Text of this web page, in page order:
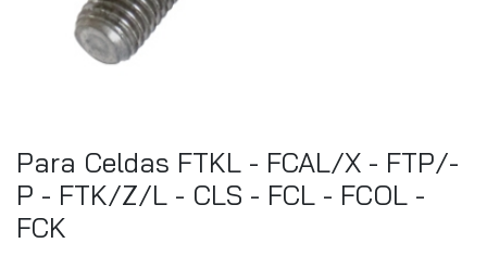
Para Celdas FTKL - FCAL/X - FTP/-
P - FTK/Z/L - CLS - FCL - FCOL -
FCK